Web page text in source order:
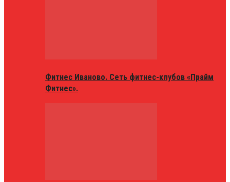
Фитнес Иваново. Сеть фитнес-клубов «Прайм
Фитнес».